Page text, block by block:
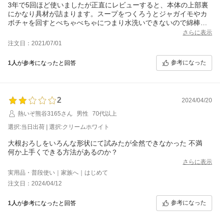
3年で5回ほど使いましたが正直にレビューすると、本体の上部裏
にかなり具材が詰まります。スープをつくろうとジャガイモやカ
ボチャを回すとべちゃべちゃにつまり水洗いできないので綿棒や
爪楊枝で掃除するストレスがあります。それでも取れずぬめりは
取れない。生クリームも泡立ちません。
さらに表示
注文日：2021/07/01
1人が参考になったと回答 参考になった
2
2024/04/20
熱いぞ熊谷3165さん
男性
70代以上
選択:当日出荷 | 選択:クリームホワイト
大根おろしをいろんな形状にて試みたが全然できなかった 不満
何か上手くできる方法があるのか？
さらに表示
実用品・普段使い｜家族へ｜はじめて
注文日：2024/04/12
1人が参考になったと回答 参考になった